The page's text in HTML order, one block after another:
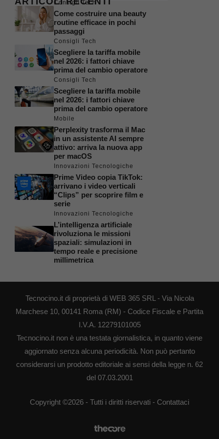
Consigli Tech
Come costruire una beauty
routine efficace in pochi
passaggi
Consigli Tech
Scegliere la tariffa mobile
nel 2026: i fattori chiave
prima del cambio operatore
Consigli Tech
Scegliere la tariffa mobile
nel 2026: i fattori chiave
prima del cambio operatore
Mobile
Perplexity trasforma il Mac
in un assistente AI sempre
attivo: arriva la nuova app
per macOS
Innovazioni Tecnologiche
Prime Video copia TikTok:
arrivano i video verticali
“Clips” per scoprire film e
serie
Innovazioni Tecnologiche
L’intelligenza artificiale
rivoluziona le missioni
spaziali: simulazioni in
tempo reale e precisione
millimetrica
Tecnocino.it di proprietà di WEB 365 SRL - Via Nicola
Marchese 10, 00141 Roma (RM) - Codice Fiscale e Partita
I.V.A. 12279101005
Tecnocino.it non è una testata giornalistica, in quanto viene
aggiornato senza alcuna periodicità. Non può pertanto
considerarsi un prodotto editoriale ai sensi della legge n. 62
del 07.03.2001
Copyright ©2026 - Tutti i diritti riservati - Contattaci